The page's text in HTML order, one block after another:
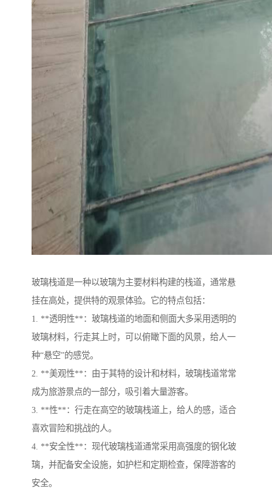
玻璃栈道是一种以玻璃为主要材料构建的栈道，通常悬
挂在高处，提供特的观景体验。它的特点包括：
1. **透明性**：玻璃栈道的地面和侧面大多采用透明的
玻璃材料，行走其上时，可以俯瞰下面的风景，给人一
种“悬空”的感觉。
2. **美观性**：由于其特的设计和材料，玻璃栈道常常
成为旅游景点的一部分，吸引着大量游客。
3. **性**：行走在高空的玻璃栈道上，给人的感，适合
喜欢冒险和挑战的人。
4. **安全性**：现代玻璃栈道通常采用高强度的钢化玻
璃，并配备安全设施，如护栏和定期检查，保障游客的
安全。